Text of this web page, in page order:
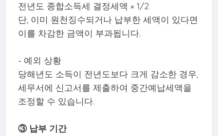
전년도 종합소득세 결정세액 × 1/2
단, 이미 원천징수되거나 납부한 세액이 있다면
이를 차감한 금액이 부과됩니다.
- 예외 상황
당해년도 소득이 전년도보다 크게 감소한 경우,
세무서에 신고서를 제출하여 중간예납세액을
조정할 수 있습니다.
③ 납부 기간